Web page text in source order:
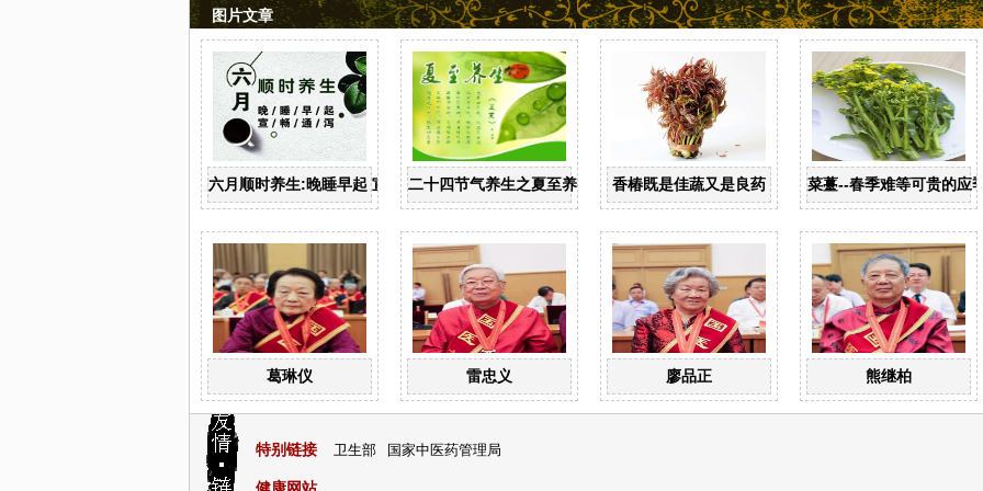
图片文章
六月顺时养生:晚睡早起 宣畅通泻二十四节气养生之夏至养生 香椿既是佳蔬又是良药 菜薹--春季难等可贵的应
葛琳仪 雷忠义 廖品正 熊继柏
特别链接 卫生部 国家中医药管理局